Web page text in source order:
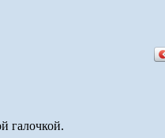
галочкой.